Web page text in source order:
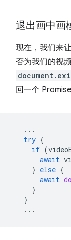
退出画中画
现在，我们来
否为我们的视
回一个 Promise
...
try {
if (
await
} else {
await
}
}
...